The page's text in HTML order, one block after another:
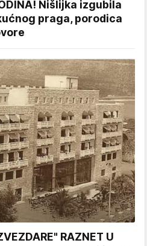
Nišlijka izgubila
praga, porodica
RAZNET U